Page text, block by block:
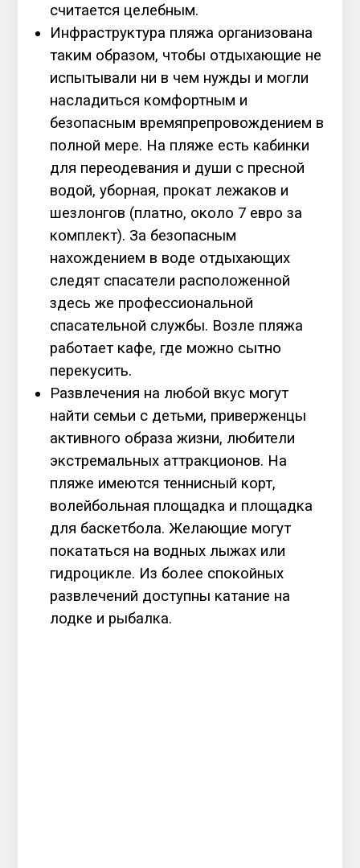
считается целебным.
Инфраструктура пляжа организована
таким образом, чтобы отдыхающие не
испытывали ни в чем нужды и могли
насладиться комфортным и
безопасным времяпрепровождением в
полной мере. На пляже есть кабинки
для переодевания и души с пресной
водой, уборная, прокат лежаков и
шезлонгов (платно, около 7 евро за
комплект). За безопасным
нахождением в воде отдыхающих
следят спасатели расположенной
здесь же профессиональной
спасательной службы. Возле пляжа
работает кафе, где можно сытно
перекусить.
Развлечения на любой вкус могут
найти семьи с детьми, приверженцы
активного образа жизни, любители
экстремальных аттракционов. На
пляже имеются теннисный корт,
волейбольная площадка и площадка
для баскетбола. Желающие могут
покататься на водных лыжах или
гидроцикле. Из более спокойных
развлечений доступны катание на
лодке и рыбалка.